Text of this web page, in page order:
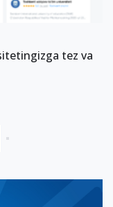
tez va